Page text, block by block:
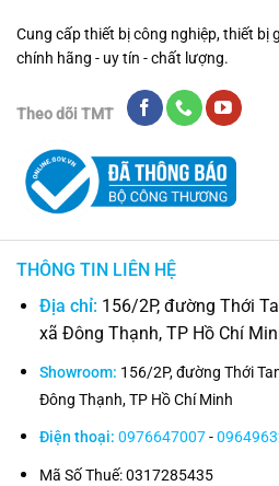
Cung cấp thiết bị công nghiệp, thiết bị
chính hãng - uy tín - chất lượng.
Theo dõi TMT
THÔNG TIN LIÊN HỆ
Địa chỉ: 156/2P, đường Thới
xã Đông Thạnh, TP Hồ Chí
Showroom: 156/2P, đường Thới
Đông Thạnh, TP Hồ Chí Minh
Điện thoại: 0976647007-
Mã Số Thuế: 0317285435